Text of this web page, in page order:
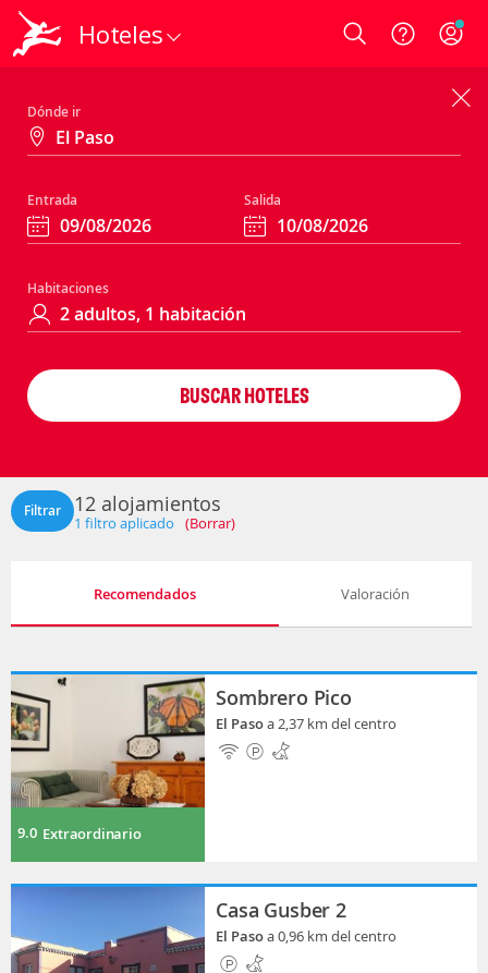
Hoteles Login
Dónde ir
Entrada Salida
Habitaciones
BUSCAR HOTELES
Filtrar 12 alojamientos
1 filtro aplicado (Borrar)
Recomendados Valoración
9.0 Extraordinario
Sombrero Pico
El Pasoa 2,37 km del centro
Casa Gusber 2
El Pasoa 0,96 km del centro